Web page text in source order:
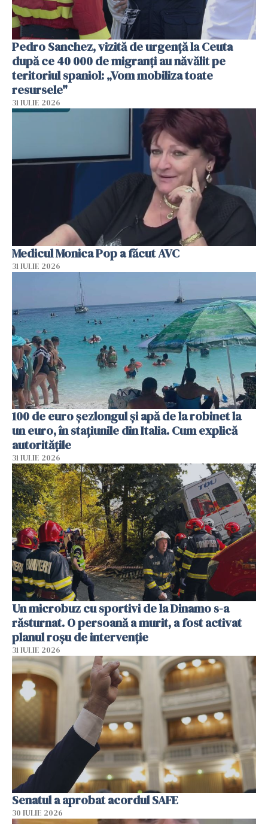
Pedro Sanchez, vizită de urgență la Ceuta
după ce 40 000 de migranți au năvălit pe
teritoriul spaniol: „Vom mobiliza toate
resursele"
31 IULIE 2026
Medicul Monica Pop a făcut AVC
31 IULIE 2026
100 de euro șezlongul și apă de la robinet la
un euro, în stațiunile din Italia. Cum explică
autoritățile
31 IULIE 2026
Un microbuz cu sportivi de la Dinamo s-a
răsturnat. O persoană a murit, a fost activat
planul roșu de intervenție
31 IULIE 2026
Senatul a aprobat acordul SAFE
30 IULIE 2026